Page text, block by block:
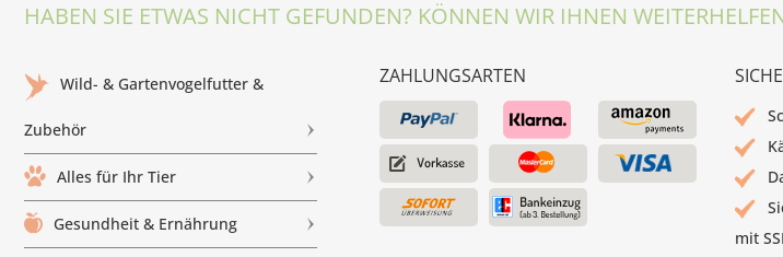
HABEN SIE ETWAS NICHT GEFUNDEN? KÖNNEN WIR IHNEN
Wild- & Gartenvogelfutter &
Zubehör
Alles für Ihr Tier
Gesundheit & Ernährung
ZAHLUNGSARTEN
mit